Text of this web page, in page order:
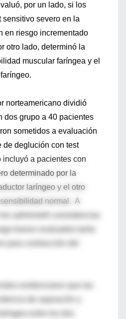
por un lado, si los
sensitivo severo en la
en riesgo incrementado
otro lado, determinó la
muscular faríngea y el
norteamericano dividió
dos grupo a 40 pacientes
sometidos a evaluación
de deglución con test
a pacientes con
determinado por la
laríngeo y el otro
normal. A
administró consistencias
fueron evaluados tanto
entre los dos